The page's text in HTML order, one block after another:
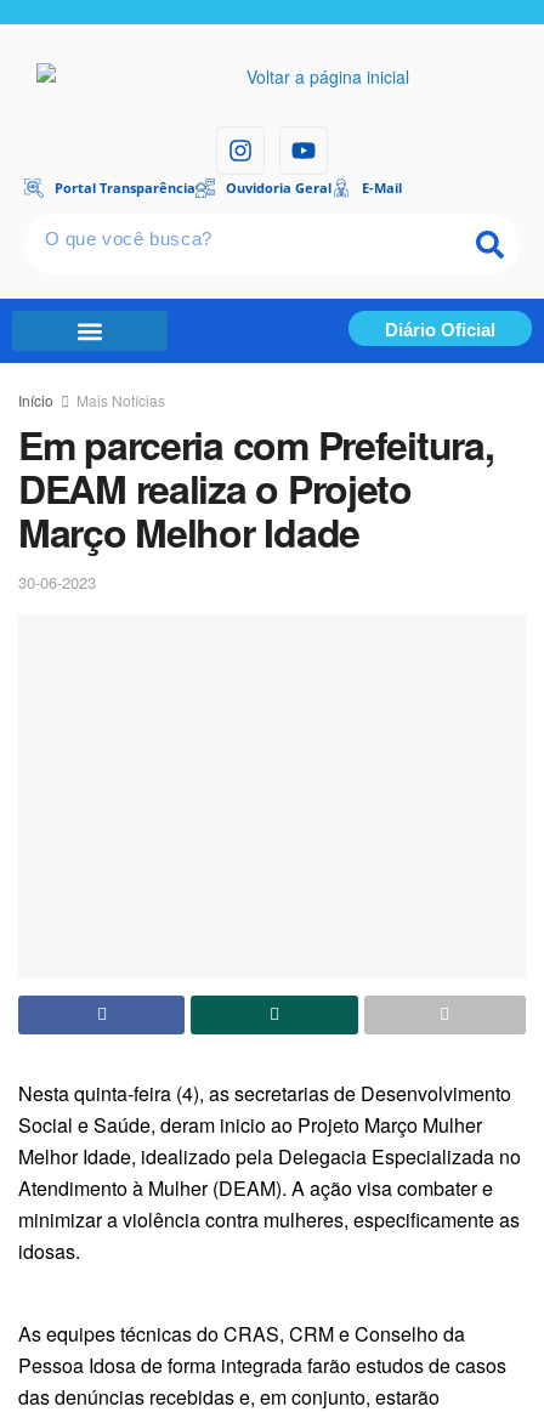
Portal Transparência Ouvidoria Geral E-Mail
Diário Oficial
Início Mais Notícias
Em parceria com Prefeitura,
DEAM realiza o Projeto
Março Melhor Idade
30-06-2023
Nesta quinta-feira (4), as secretarias de Desenvolvimento
Social e Saúde, deram inicio ao Projeto Março Mulher
Melhor Idade, idealizado pela Delegacia Especializada no
Atendimento à Mulher (DEAM). A ação visa combater e
minimizar a violência contra mulheres, especificamente as
idosas.
As equipes técnicas do CRAS, CRM e Conselho da
Pessoa Idosa de forma integrada farão estudos de casos
das denúncias recebidas e, em conjunto, estarão